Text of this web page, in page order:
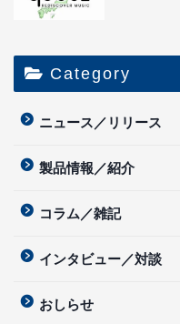
Category
ニュース／リリース
製品情報／紹介
コラム／雑記
インタビュー／対談
おしらせ